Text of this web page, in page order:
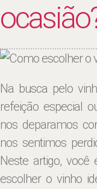
Na busca pelo
refeição especial
nos deparamos
nos sentimos
Neste artigo, você
escolher o vinho